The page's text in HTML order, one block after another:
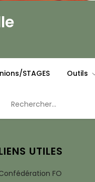
STAGES Outils
UTILES
FO